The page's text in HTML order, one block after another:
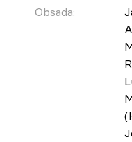
Obsada: